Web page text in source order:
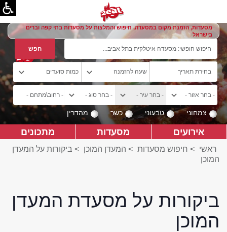
מסעדות, הזמנת מקום במסעדה, חיפוש והמלצות על מסעדות בתי קפה וברים
בישראל
צמחוני טבעוני כשר מהדרין
אירועים מסעדות מתכונים
ראשי > חיפוש מסעדות > המעדן המוכן > ביקורות על המעדן
המוכן
ביקורות על מסעדת המעדן
המוכן